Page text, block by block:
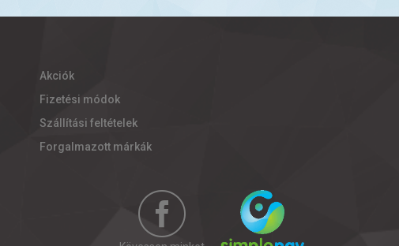
Akciók
Fizetési módok
Szállítási feltételek
Forgalmazott márkák